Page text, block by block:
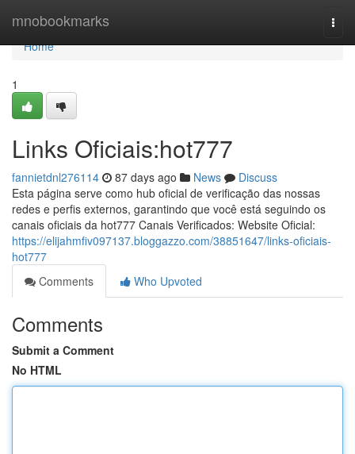
mnobookmarks
Home
Home
1
Links Oficiais:hot777
fannietdnl276114 87 days ago News
Discuss
Esta página serve como hub oficial de verificação das nossas
redes e perfis externos, garantindo que você está seguindo os
canais oficiais da hot777 Canais Verificados: Website Oficial:
https://elijahmfiv097137.bloggazzo.com/38851647/links-oficiais-
hot777
Comments
Who Upvoted
Comments
Submit a Comment
No HTML